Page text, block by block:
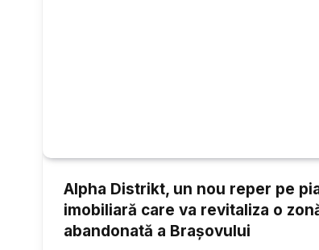
Alpha Distrikt, un nou reper pe
imobiliară care va revitaliza o
abandonată a Brașovului